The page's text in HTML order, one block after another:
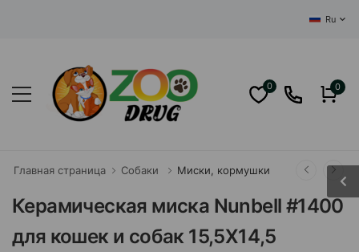
Ru
0 0
Главная страница Собаки Миски, кормушки
Керамическая миска Nunbell #1400
для кошек и собак 15,5X14,5